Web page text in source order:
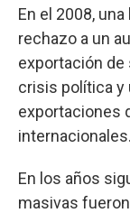
En el 2008,
rechazo a un
exportación de
crisis política y
exportaciones
internacionales.
En los años
masivas